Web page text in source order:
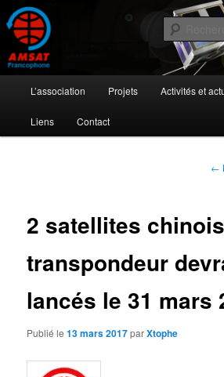
Aller
au
contenu
principalAMSAT Francophone
L'activité radioamateur par satellite
principal
L’association Projets Activités et
Liens Contact
←
2 satellites
transpondeur
lancés le 31 mars
Publié le13 mars 2017parXtophe